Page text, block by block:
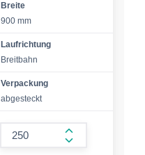
Breite
900 mm
Laufrichtung
Breitbahn
Verpackung
abgesteckt
form.increase-